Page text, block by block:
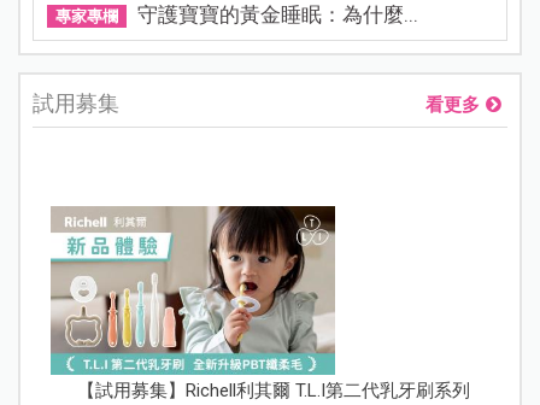
專家專欄 守護寶寶的黃金睡眠：為什麼...
試用募集 看更多
【試用募集】Richell利其爾 T.L.I第二代乳牙刷系列